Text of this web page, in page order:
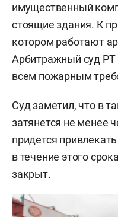
имущественный
стоящие здания. К
котором работают
Арбитражный суд РТ
всем пожарным
Суд заметил, что в
затянется не менее
придется
в течение этого
закрыт.